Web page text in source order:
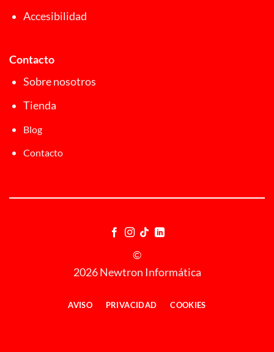
Accesibilidad
Contacto
Sobre nosotros
Tienda
Blog
Contacto
©
2026 Newtron Informática
AVISO PRIVACIDAD COOKIES